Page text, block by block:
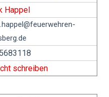
Happel
@feuerwehren-
schreiben